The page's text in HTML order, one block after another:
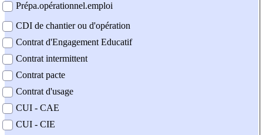
Prépa.opérationnel.emploi
CDI de chantier ou d'opération
Contrat d'Engagement Educatif
Contrat intermittent
Contrat pacte
Contrat d'usage
CUI - CAE
CUI - CIE